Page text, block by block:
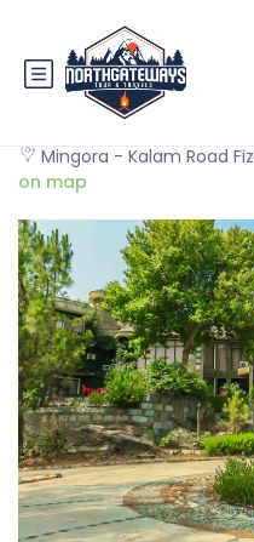
Rock City
Mingora - Kalam Road
on map